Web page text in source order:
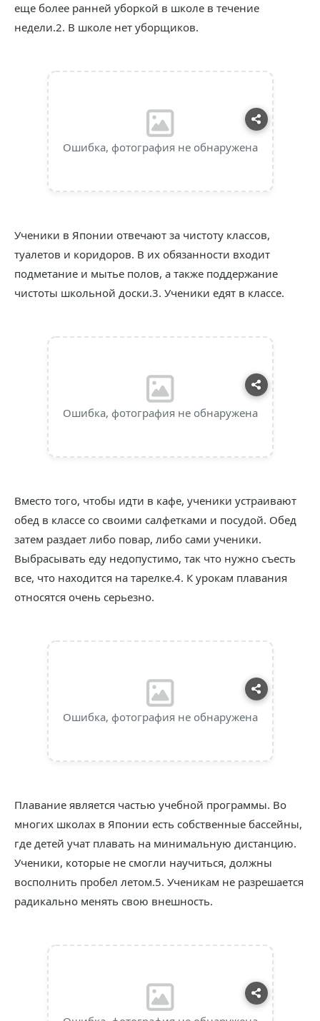
еще более ранней уборкой в школе в течение
недели.2. В школе нет уборщиков.
Ошибка, фотография не обнаружена
Ученики в Японии отвечают за чистоту классов,
туалетов и коридоров. В их обязанности входит
подметание и мытье полов, а также поддержание
чистоты школьной доски.3. Ученики едят в классе.
Ошибка, фотография не обнаружена
Вместо того, чтобы идти в кафе, ученики устраивают
обед в классе со своими салфетками и посудой. Обед
затем раздает либо повар, либо сами ученики.
Выбрасывать еду недопустимо, так что нужно съесть
все, что находится на тарелке.4. К урокам плавания
относятся очень серьезно.
Ошибка, фотография не обнаружена
Плавание является частью учебной программы. Во
многих школах в Японии есть собственные бассейны,
где детей учат плавать на минимальную дистанцию.
Ученики, которые не смогли научиться, должны
восполнить пробел летом.5. Ученикам не разрешается
радикально менять свою внешность.